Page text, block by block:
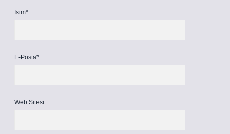
İsim*
E-Posta*
Web Sitesi